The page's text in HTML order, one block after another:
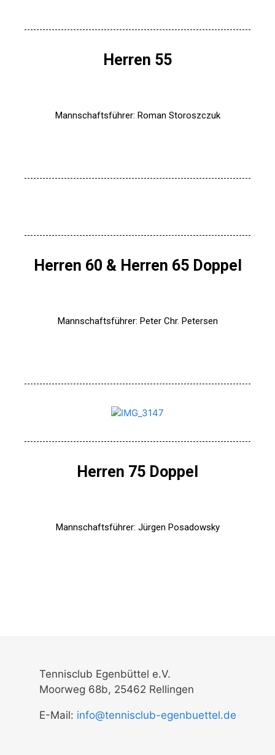
Herren 55
Mannschaftsführer: Roman Storoszczuk
Herren 60 & Herren 65 Doppel
Mannschaftsführer: Peter Chr. Petersen
Herren 75 Doppel
Mannschaftsführer: Jürgen Posadowsky
Tennisclub Egenbüttel e.V.
Moorweg 68b, 25462 Rellingen
E-Mail: info@tennisclub-egenbuettel.de